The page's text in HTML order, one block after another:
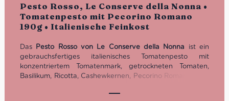
Pesto Rosso, Le Conserve della Nonna •
Tomatenpesto mit Pecorino Romano
190g • Italienische Feinkost
Das Pesto Rosso von Le Conserve della Nonna ist ein
gebrauchsfertiges italienisches Tomatenpesto mit
konzentriertem Tomatenmark, getrockneten Tomaten,
Basilikum, Ricotta, Cashewkernen, Pecorino Romano DOP
Pasta, Crostini, Focaccia und Panini. Glutenfrei. Inhalt: 190
mit4.67
von 5